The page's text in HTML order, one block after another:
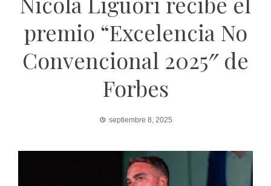
premio “Excelencia No
Convencional 2025″ de
Forbes
septiembre 8, 2025